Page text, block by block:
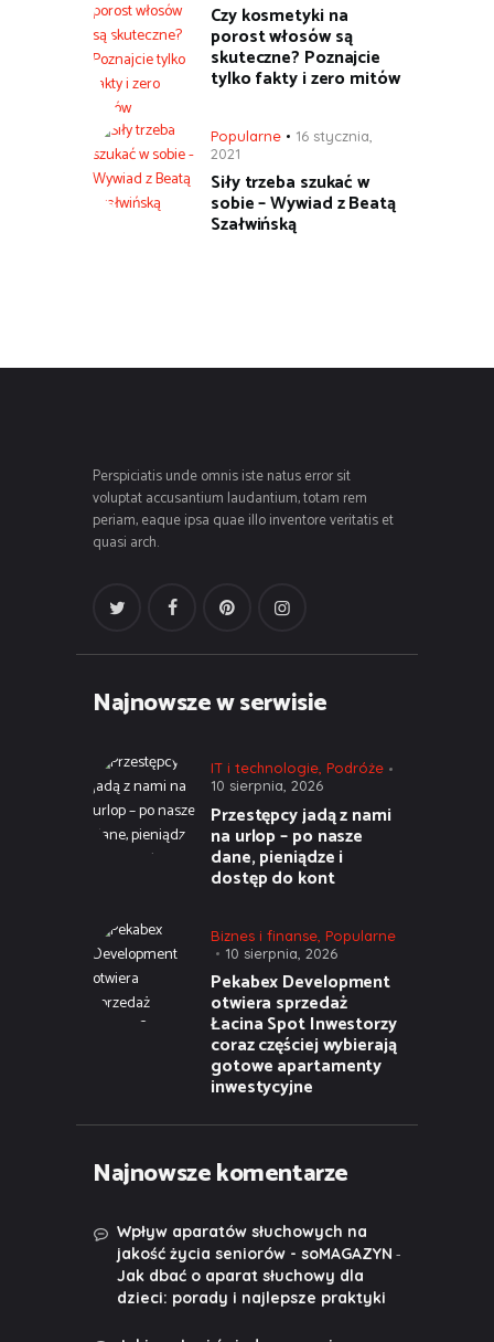
Czy kosmetyki na
porost włosów są
skuteczne? Poznajcie
tylko fakty i zero mitów
Popularne
16 stycznia,
2021
Siły trzeba szukać w
sobie – Wywiad z Beatą
Szałwińską
Perspiciatis unde omnis iste natus error sit
voluptat accusantium laudantium, totam rem
periam, eaque ipsa quae illo inventore veritatis et
quasi arch.
Najnowsze w serwisie
IT i technologie, Podróże
10 sierpnia, 2026
Przestępcy jadą z nami
na urlop – po nasze
dane, pieniądze i
dostęp do kont
Biznes i finanse Popularne
10 sierpnia, 2026
Pekabex Development
otwiera sprzedaż
Łacina Spot Inwestorzy
coraz częściej wybierają
gotowe apartamenty
inwestycyjne
Najnowsze komentarze
Wpływ aparatów słuchowych na
jakość życia seniorów - soMAGAZYN -
Jak dbać o aparat słuchowy dla
dzieci: porady i najlepsze praktyki